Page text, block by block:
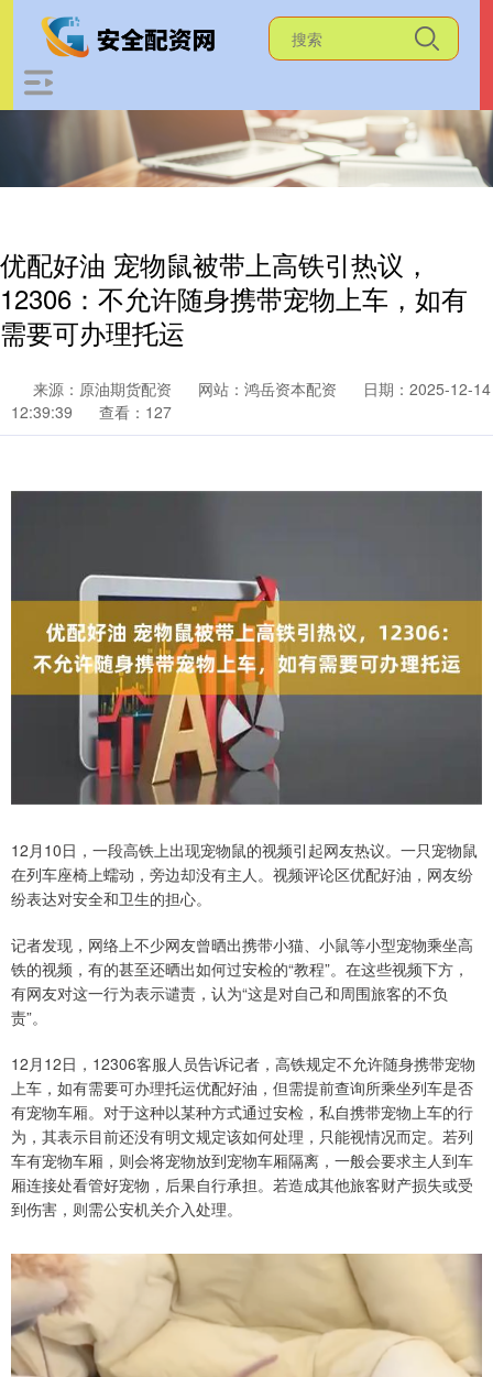
优配好油 宠物鼠被带上高铁引热议，
12306：不允许随身携带宠物上车，如有
需要可办理托运
来源：原油期货配资 网站：鸿岳资本配资
日期：2025-12-14
12:39:39
查看：127
12月10日，一段高铁上出现宠物鼠的视频引起网友热议。一只宠物鼠
在列车座椅上蠕动，旁边却没有主人。视频评论区优配好油，网友纷
纷表达对安全和卫生的担心。
记者发现，网络上不少网友曾晒出携带小猫、小鼠等小型宠物乘坐高
铁的视频，有的甚至还晒出如何过安检的“教程”。在这些视频下方，
有网友对这一行为表示谴责，认为“这是对自己和周围旅客的不负
责”。
12月12日，12306客服人员告诉记者，高铁规定不允许随身携带宠物
上车，如有需要可办理托运优配好油，但需提前查询所乘坐列车是否
有宠物车厢。对于这种以某种方式通过安检，私自携带宠物上车的行
为，其表示目前还没有明文规定该如何处理，只能视情况而定。若列
车有宠物车厢，则会将宠物放到宠物车厢隔离，一般会要求主人到车
厢连接处看管好宠物，后果自行承担。若造成其他旅客财产损失或受
到伤害，则需公安机关介入处理。